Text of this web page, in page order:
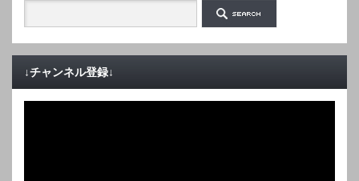
↓チャンネル登録↓